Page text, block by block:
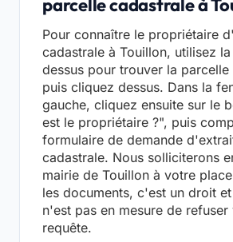
parcelle cadastrale à
Pour connaître le propriétaire
cadastrale à Touillon, utilisez
dessus pour trouver la parcelle
puis cliquez dessus. Dans la
gauche, cliquez ensuite sur le
est le propriétaire ?", puis
formulaire de demande
cadastrale. Nous solliciterons
mairie de Touillon à votre
les documents, c'est un droit
n'est pas en mesure de refuser
requête.